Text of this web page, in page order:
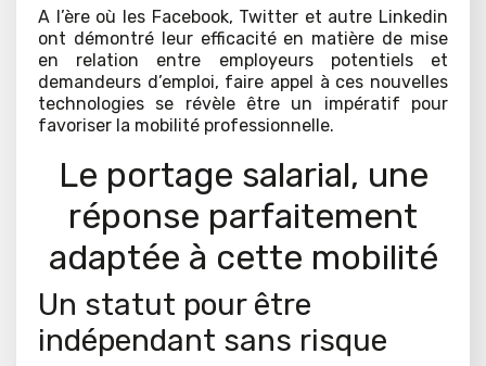
A l’ère où les Facebook, Twitter et autre Linkedin
ont démontré leur efficacité en matière de mise
en relation entre employeurs potentiels et
demandeurs d’emploi, faire appel à ces nouvelles
technologies se révèle être un impératif pour
favoriser la mobilité professionnelle.
Le portage salarial, une
réponse parfaitement
adaptée à cette mobilité
Un statut pour être
indépendant sans risque